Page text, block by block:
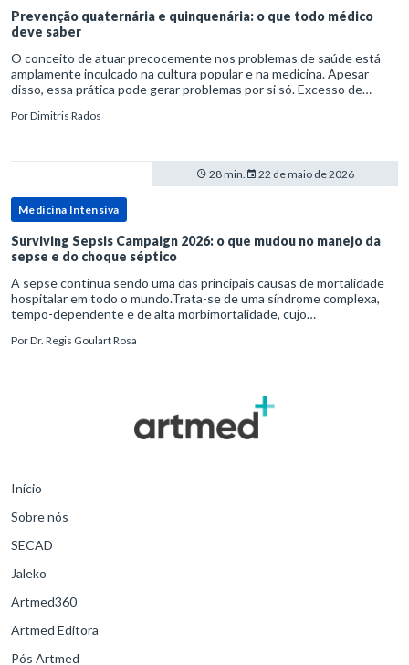
Prevenção quaternária e quinquenária: o que todo médico
deve saber
O conceito de atuar precocemente nos problemas de saúde está
amplamente inculcado na cultura popular e na medicina. Apesar
disso, essa prática pode gerar problemas por si só. Excesso de
PorDimitris Rados
28 min. 22 de maio de 2026
Medicina Intensiva
Surviving Sepsis Campaign 2026: o que mudou no manejo da
sepse e do choque séptico
A sepse continua sendo uma das principais causas de mortalidade
hospitalar em todo o mundo.Trata-se de uma síndrome complexa,
tempo-dependente e de alta morbimortalidade, cujo
para o desfe
PorDr. Regis Goulart Rosa
Início
Sobre nós
SECAD
Jaleko
Artmed360
Artmed Editora
Pós Artmed